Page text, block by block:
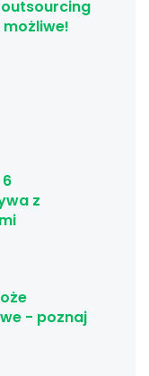
z
- poznaj